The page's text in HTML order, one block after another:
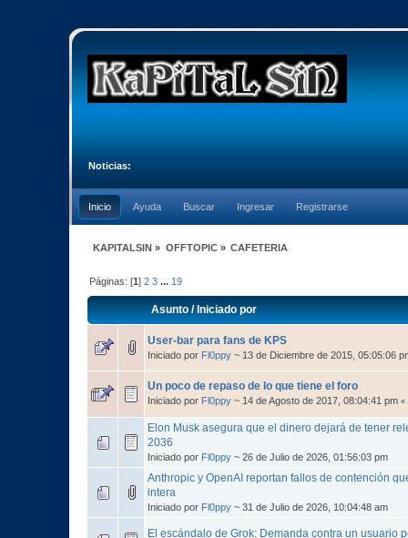
Noticias:
Inicio Ayuda Buscar Ingresar Registrarse
KAPITALSIN » OFFTOPIC» CAFETERIA
Páginas: [1]2 3 ... 19
Asunto/Iniciado por
User-bar para fans de KPS
Iniciado por Fl0ppy ~ 13 de Diciembre de 2015, 05:05:06
Un poco de repaso de lo que tiene el foro
Iniciado por Fl0ppy ~ 14 de Agosto de 2017, 08:04:41 pm «
Elon Musk asegura que el dinero dejará de tener
2036
Iniciado por Fl0ppy ~ 26 de Julio de 2026, 01:56:03 pm
Anthropic y OpenAI reportan fallos de contención
intera
Iniciado por Fl0ppy ~ 31 de Julio de 2026, 10:04:48 am
El escándalo de Grok: Demanda contra un usuario